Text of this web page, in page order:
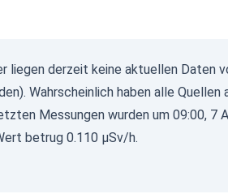
liegen derzeit keine aktuellen Daten
Wahrscheinlich haben alle
Messungen wurden um 09:00, 7
betrug 0.110 µSv/h.